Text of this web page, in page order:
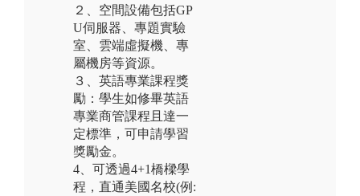
２、空間設備包括GP
U伺服器、專題實驗
室、雲端虛擬機、專
屬機房等資源。
３、英語專業課程獎
勵：學生如修畢英語
專業商管課程且達一
定標準，可申請學習
獎勵金。
4、可透過4+1橋樑學
程，直通美國名校(例: